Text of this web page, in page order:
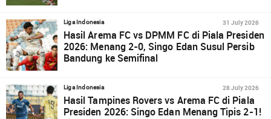
Liga Indonesia 31 July 2026
Hasil Arema FC vs DPMM FC di Piala Presiden
2026: Menang 2-0, Singo Edan Susul Persib
Bandung ke Semifinal
Liga Indonesia 28 July 2026
Hasil Tampines Rovers vs Arema FC di Piala
Presiden 2026: Singo Edan Menang Tipis 2-1!